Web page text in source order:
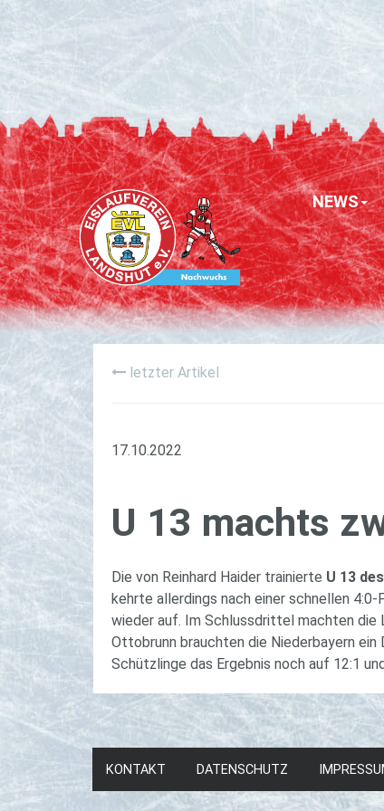
NEWS
letzter Artikel
17.10.2022
U 13 machts
Die von Reinhard Haider trainierte U 13
kehrte allerdings nach einer schnellen 4:0-
wieder auf. Im Schlussdrittel machten die
Ottobrunn brauchten die Niederbayern ein
Schützlinge das Ergebnis noch auf 12:1
KONTAKT DATENSCHUTZ